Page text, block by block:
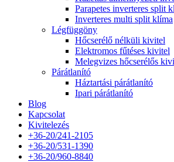
Parapetes inverteres split
Inverteres multi split klíma
Légfüggöny
Hőcserélő nélküli kivitel
Elektromos fűtéses kivitel
Melegvizes hőcserélős
Párátlanító
Háztartási párátlanító
Ipari párátlanító
Blog
Kapcsolat
Kivitelezés
+36-20/241-2105
+36-20/531-1390
+36-20/960-8840